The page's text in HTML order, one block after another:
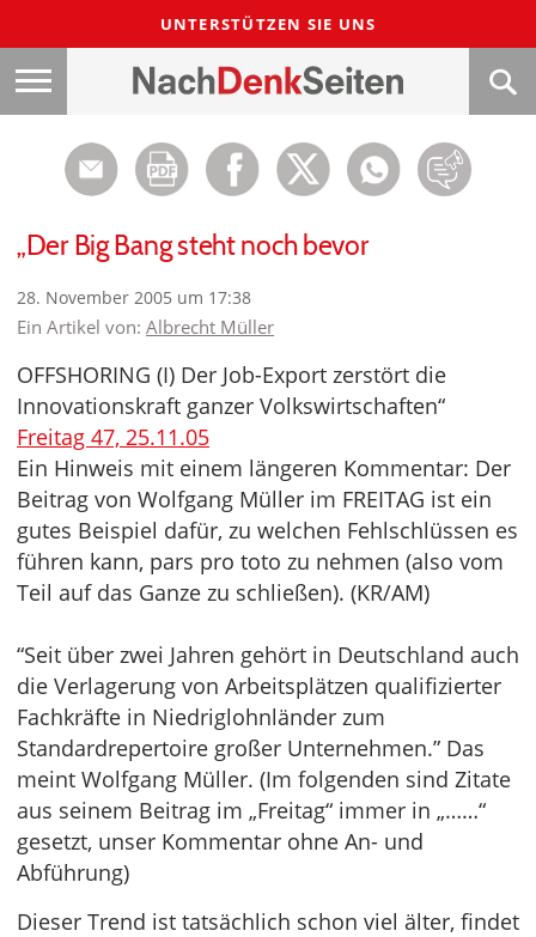
UNTERSTÜTZEN SIE UNS
„Der Big Bang steht noch bevor
28. November 2005 um 17:38
Ein Artikel von: Albrecht Müller
OFFSHORING (I) Der Job-Export zerstört die
Innovationskraft ganzer Volkswirtschaften“
Freitag 47, 25.11.05
Ein Hinweis mit einem längeren Kommentar: Der
Beitrag von Wolfgang Müller im FREITAG ist ein
gutes Beispiel dafür, zu welchen Fehlschlüssen es
führen kann, pars pro toto zu nehmen (also vom
Teil auf das Ganze zu schließen). (KR/AM)
“Seit über zwei Jahren gehört in Deutschland auch
die Verlagerung von Arbeitsplätzen qualifizierter
Fachkräfte in Niedriglohnländer zum
Standardrepertoire großer Unternehmen.” Das
meint Wolfgang Müller. (Im folgenden sind Zitate
aus seinem Beitrag im „Freitag“ immer in „……“
gesetzt, unser Kommentar ohne An- und
Abführung)
Dieser Trend ist tatsächlich schon viel älter, findet